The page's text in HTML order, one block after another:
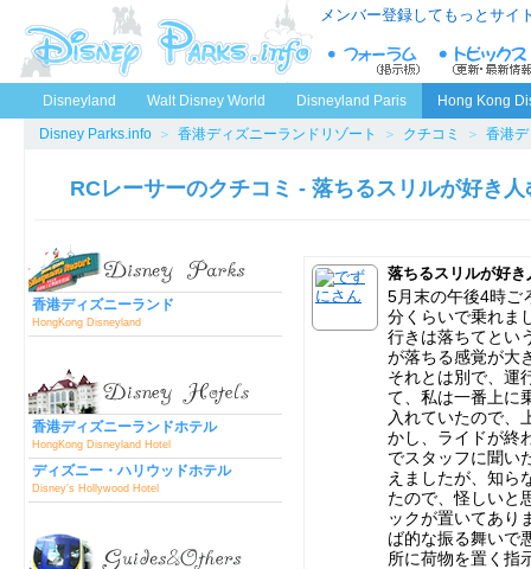
メンバー登録してもっとサイ
Disneyland Walt Disney World Disneyland Paris
Hong Kong
Disney Parks.info ＞ 香港ディズニーランドリゾート ＞ クチコミ ＞ 香港
RCレーサーのクチコミ - 落ちるスリルが好き人
香港ディズニーランド
HongKong Disneyland
香港ディズニーランドホテル
HongKong Disneyland Hotel
ディズニー・ハリウッドホテル
Disney's Hollywood Hotel
落ちるスリルが好き
5月末の午後4時ご
分くらいで乗れま
行きは落ちてとい
が落ちる感覚が大
それとは別で、運
て、私は一番上に
入れていたので、
かし、ライドが終
でスタッフに聞い
えましたが、知ら
たので、怪しいと
ックが置いてあり
ば的な振る舞いで
所に荷物を置く指